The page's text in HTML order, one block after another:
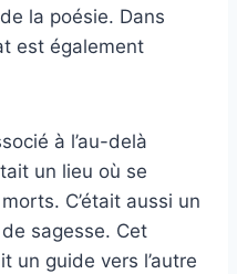
la poésie. Dans
est également
à l’au-delà
un lieu où se
C’était aussi un
sagesse. Cet
un guide vers l’autre